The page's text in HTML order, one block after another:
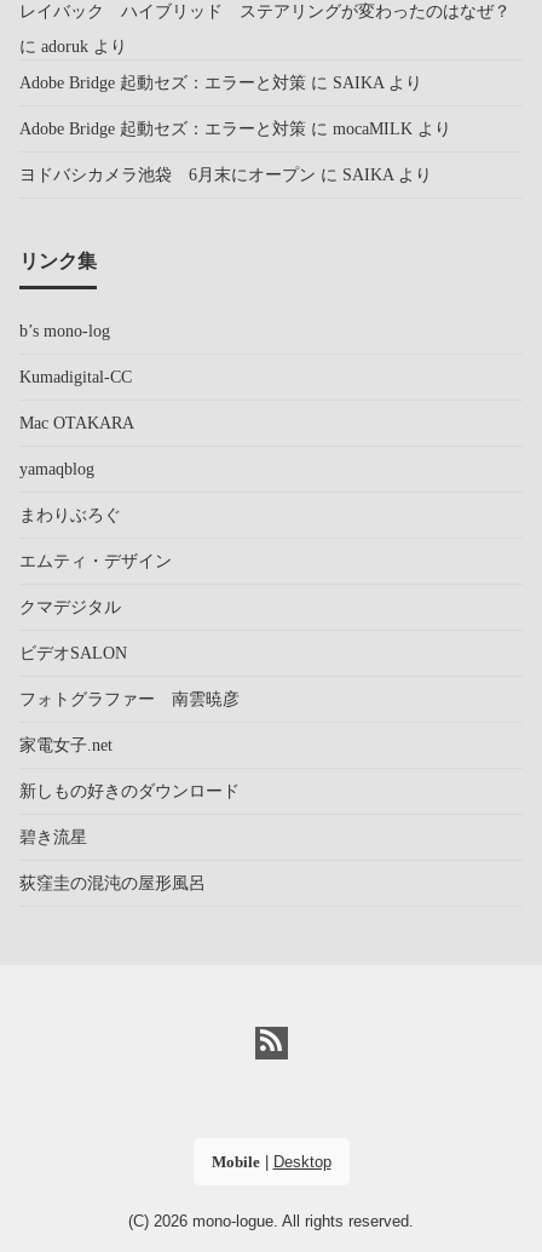
レイバック ハイブリッド ステアリングが変わったのはなぜ？
に adoruk より
Adobe Bridge 起動セズ：エラーと対策 に SAIKA より
Adobe Bridge 起動セズ：エラーと対策 に mocaMILK より
ヨドバシカメラ池袋 6月末にオープン に SAIKA より
リンク集
b’s mono-log
Kumadigital-CC
Mac OTAKARA
yamaqblog
まわりぶろぐ
エムティ・デザイン
クマデジタル
ビデオSALON
フォトグラファー 南雲暁彦
家電女子.net
新しもの好きのダウンロード
碧き流星
荻窪圭の混沌の屋形風呂
Mobile| Desktop
(C) 2026 mono-logue . All rights reserved.